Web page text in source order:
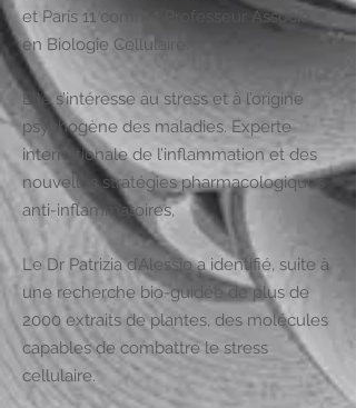
et Paris 11 comme Professeur Associé
en Biologie Cellulaire.
Elle s’intéresse au stress et à l’origine
psychogène des maladies. Experte
internationale de l’inflammation et des
nouvelles stratégies pharmacologiques
anti-inflammatoires,
Le Dr Patrizia d’Alessio a identifié, suite à
une recherche bio-guidée de plus de
2000 extraits de plantes, des molécules
capables de combattre le stress
cellulaire.